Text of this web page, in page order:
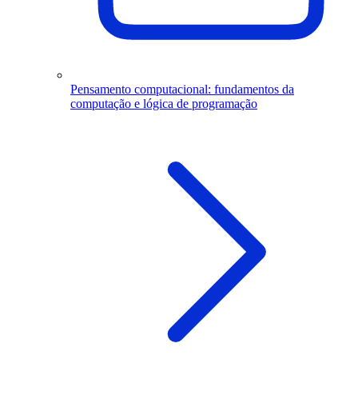
Pensamento computacional: fundamentos da
computação e lógica de programação